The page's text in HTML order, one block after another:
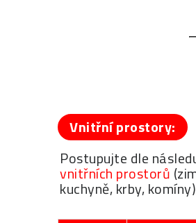
Vnitřní prostory:
Postupujte dle
vnitřních prostorů
kuchyně, krby,